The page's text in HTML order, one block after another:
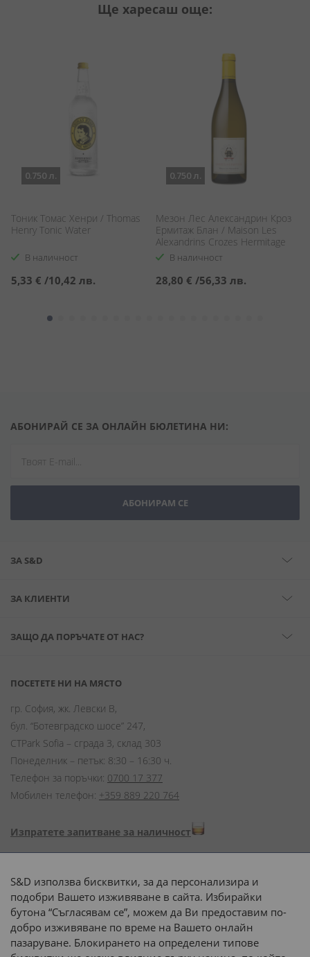
Ще харесаш още:
0.750 л.
Тоник Томас Хенри / Thomas
Henry Tonic Water
В наличност
5,33 € /10,42 лв.
0.750 л.
Мезон Лес Александрин Кроз
Ермитаж Блан / Maison Les
Alexandrins Crozes Hermitage
BlancВ наличност
28,80 € /56,33 лв.
АБОНИРАЙ СЕ ЗА ОНЛАЙН БЮЛЕТИНА НИ:
АБОНИРАМ СЕ
ЗА S&D
ЗА КЛИЕНТИ
ЗАЩО ДА ПОРЪЧАТЕ ОТ НАС?
ПОСЕТЕТЕ НИ НА МЯСТО
гр. София, жк. Левски В,
бул. “Ботевградско шосе” 247,
CTPark Sofia – сграда 3, склад 303
Понеделник – петък: 8:30 – 16:30 ч.
Телефон за поръчки: 0700 17 377
Мобилен телефон: +359 889 220 764
Изпратете запитване за наличност
Начини на плащане:
Доставка до адрес с:
S&D използва бисквитки, за да персонализира и
подобри Вашето изживяване в сайта. Избирайки
бутона “Съгласявам се”, можем да Ви предоставим по-
добро изживяване по време на Вашето онлайн
пазаруване. Блокирането на определени типове